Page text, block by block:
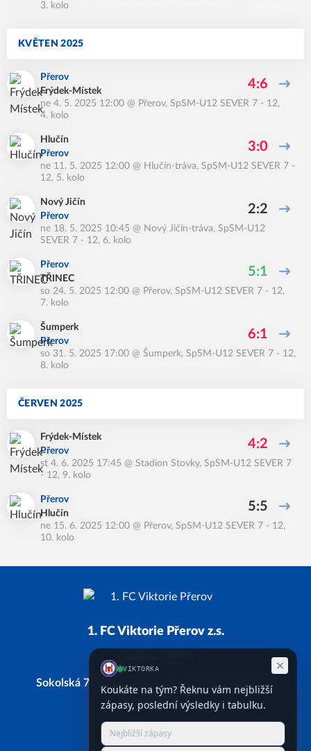
3. kolo
KVĚTEN 2025
Přerov
Frýdek-Místek
4:6
ne 4. 5. 2025 12:00 @ Přerov, SpSM-U12 SEVER 7 - 12,
4. kolo
Hlučín
Přerov
3:0
ne 11. 5. 2025 12:00 @ Hlučín-tráva, SpSM-U12 SEVER 7 -
12, 5. kolo
Nový Jičín
Přerov
2:2
ne 18. 5. 2025 10:45 @ Nový Jičín-tráva, SpSM-U12
SEVER 7 - 12, 6. kolo
Přerov
TŘINEC
5:1
so 24. 5. 2025 12:00 @ Přerov, SpSM-U12 SEVER 7 - 12,
7. kolo
Šumperk
Přerov
6:1
so 31. 5. 2025 17:00 @ Šumperk, SpSM-U12 SEVER 7 - 12,
8. kolo
ČERVEN 2025
Frýdek-Místek
Přerov
4:2
st 4. 6. 2025 17:45 @ Stadion Stovky, SpSM-U12 SEVER 7
- 12, 9. kolo
Přerov
Hlučín
5:5
ne 15. 6. 2025 12:00 @ Přerov, SpSM-U12 SEVER 7 - 12,
10. kolo
1. FC Viktorie Přerov z.s.
Sokolská 734/28, 750 02 Přerov, Přerov I-Město
IČ: 66743338
FacebookInstagramYouTube